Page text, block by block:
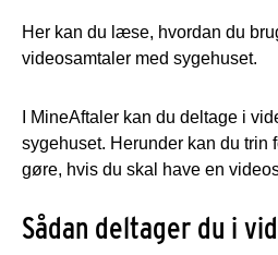
Her kan du læse, hvordan du
videosamtaler med sygehuset.
I MineAftaler kan du deltage i
sygehuset. Herunder kan du trin
gøre, hvis du skal have en
Sådan deltager du i